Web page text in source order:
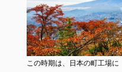
この時期は、日本の町工場